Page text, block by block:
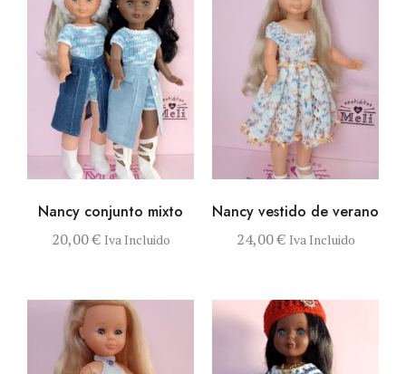
OPCIONES
Este producto tiene múltiples
Nancy conjunto mixto
20,00€ Iva Incluido
OPCIONES
Este
Nancy vestido de verano
24,00€ Iva Incluido